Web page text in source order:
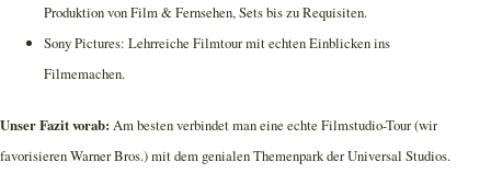
Produktion von Film & Fernsehen, Sets bis zu Requisiten.
Sony Pictures: Lehrreiche Filmtour mit echten Einblicken ins
Filmemachen.
Unser Fazit vorab: Am besten verbindet man eine echte Filmstudio-Tour (wir
favorisieren Warner Bros.) mit dem genialen Themenpark der Universal Studios.